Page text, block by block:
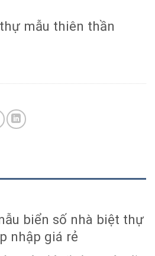
mẫu thiên thần
biển số nhà biệt thự
nhập giá rẻ